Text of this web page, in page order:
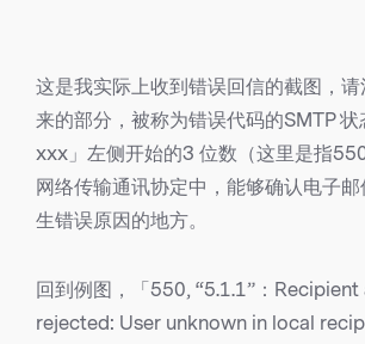
这是我实际上收到错误回信的截图，
来的部分，被称为错误代码的SMTP
xxx」左侧开始的3 位数（这里是指
网络传输通讯协定中，能够确认电子
生错误原因的地方。
回到例图，「550, “5.1.1”：
rejected: User unknown in local